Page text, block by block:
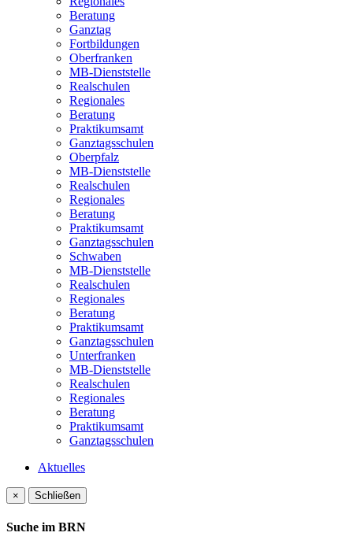
Beratung
Ganztag
Fortbildungen
Oberfranken
MB-Dienststelle
Realschulen
Regionales
Beratung
Praktikumsamt
Ganztagsschulen
Oberpfalz
MB-Dienststelle
Realschulen
Regionales
Beratung
Praktikumsamt
Ganztagsschulen
Schwaben
MB-Dienststelle
Realschulen
Regionales
Beratung
Praktikumsamt
Ganztagsschulen
Unterfranken
MB-Dienststelle
Realschulen
Regionales
Beratung
Praktikumsamt
Ganztagsschulen
Aktuelles
× Schließen
Suche im BRN